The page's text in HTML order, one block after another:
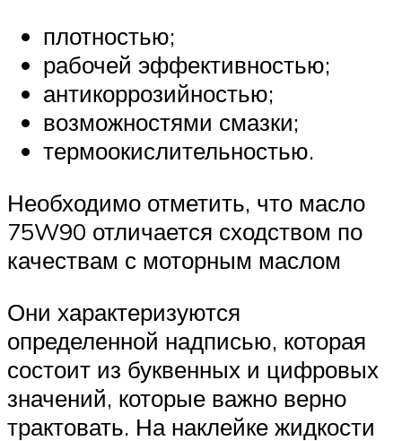
плотностью;
рабочей эффективностью;
антикоррозийностью;
возможностями смазки;
термоокислительностью.
Необходимо отметить, что масло
75W90 отличается сходством по
качествам с моторным маслом
Они характеризуются
определенной надписью, которая
состоит из буквенных и цифровых
значений, которые важно верно
трактовать. На наклейке жидкости